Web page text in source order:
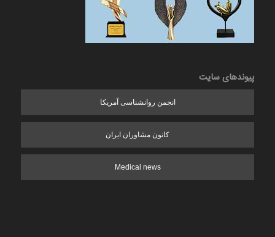
پیوندهای سایت
انجمن روانشناسی آمریکا
کانون مشاوران ایران
Medical news